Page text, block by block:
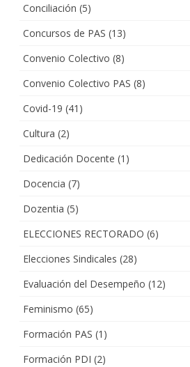
Conciliación (5)
Concursos de PAS (13)
Convenio Colectivo (8)
Convenio Colectivo PAS (8)
Covid-19 (41)
Cultura (2)
Dedicación Docente (1)
Docencia (7)
Dozentia (5)
ELECCIONES RECTORADO (6)
Elecciones Sindicales (28)
Evaluación del Desempeño (12)
Feminismo (65)
Formación PAS (1)
Formación PDI (2)